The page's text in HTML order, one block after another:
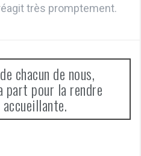
très promptement.
chacun de nous,
part pour la rendre